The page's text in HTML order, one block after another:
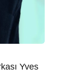
Yves